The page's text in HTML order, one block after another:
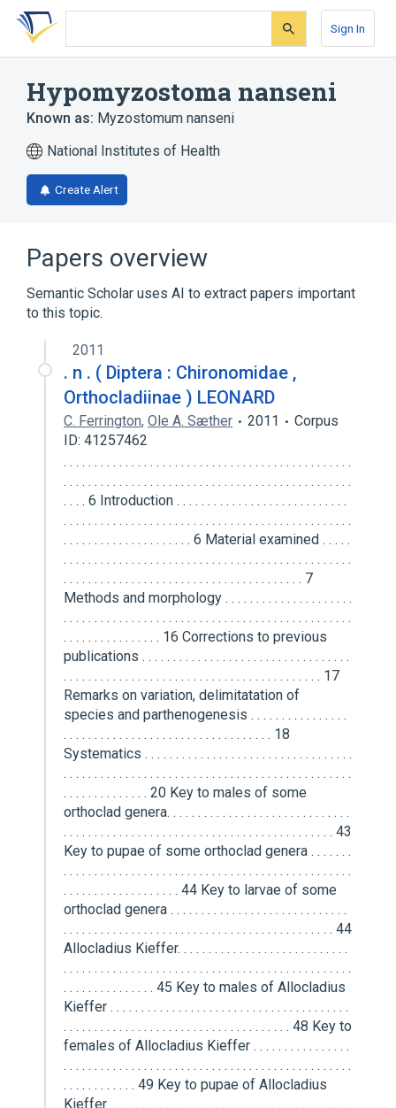
Skip
search
Skip
Skip
account
Sign In
Hypomyzostoma nanseni
Known as: Myzostomum nanseni
National Institutes of Health
Create Alert
Papers overview
Semantic Scholar uses AI to extract papers important
to this topic.
2011
. n . ( Diptera : Chironomidae ,
Orthocladiinae ) LEONARD
C. Ferrington, Ole A. Sæther 2011
Corpus
ID: 41257462
. . . . . . . . . . . . . . . . . . . . . . . . . . . . . . . . . . . . . . . . . . . . . . . . . . . . . . . . . . . . . . . . . . . . . . . . . . . . . . . . . . . . . . . . . . . . . . . . . . 6 Introduction . . . . . . . . . . . . . . . . . . . . . . . . . . . . . . . . . . . . . . . . . . . . . . . . . . . . . . . . . . . . . . . . . . . . . . . . . . . . . . . . . . . . . . . . . . . . . . . . 6 Material examined . . . . . . . . . . . . . . . . . . . . . . . . . . . . . . . . . . . . . . . . . . . . . . . . . . . . . . . . . . . . . . . . . . . . . . . . . . . . . . . . . . . . . . . . . . . 7 Methods and morphology . . . . . . . . . . . . . . . . . . . . . . . . . . . . . . . . . . . . . . . . . . . . . . . . . . . . . . . . . . . . . . . . . . . . . . . . . . . . . . . . . . . . 16 Corrections to previous publications . . . . . . . . . . . . . . . . . . . . . . . . . . . . . . . . . . . . . . . . . . . . . . . . . . . . . . . . . . . . . . . . . . . . . . . . . . . . 17 Remarks on variation, delimitatation of species and parthenogenesis . . . . . . . . . . . . . . . . . . . . . . . . . . . . . . . . . . . . . . . . . . . . . . . . . . 18 Systematics . . . . . . . . . . . . . . . . . . . . . . . . . . . . . . . . . . . . . . . . . . . . . . . . . . . . . . . . . . . . . . . . . . . . . . . . . . . . . . . . . . . . . . . . . . . . . . . 20 Key to males of some orthoclad genera. . . . . . . . . . . . . . . . . . . . . . . . . . . . . . . . . . . . . . . . . . . . . . . . . . . . . . . . . . . . . . . . . . . . . . . . . . 43 Key to pupae of some orthoclad genera . . . . . . . . . . . . . . . . . . . . . . . . . . . . . . . . . . . . . . . . . . . . . . . . . . . . . . . . . . . . . . . . . . . . . . . . . 44 Key to larvae of some orthoclad genera . . . . . . . . . . . . . . . . . . . . . . . . . . . . . . . . . . . . . . . . . . . . . . . . . . . . . . . . . . . . . . . . . . . . . . . . . 44 Allocladius Kieffer. . . . . . . . . . . . . . . . . . . . . . . . . . . . . . . . . . . . . . . . . . . . . . . . . . . . . . . . . . . . . . . . . . . . . . . . . . . . . . . . . . . . . . . . . . 45 Key to males of Allocladius Kieffer . . . . . . . . . . . . . . . . . . . . . . . . . . . . . . . . . . . . . . . . . . . . . . . . . . . . . . . . . . . . . . . . . . . . . . . . . . . . 48 Key to females of Allocladius Kieffer . . . . . . . . . . . . . . . . . . . . . . . . . . . . . . . . . . . . . . . . . . . . . . . . . . . . . . . . . . . . . . . . . . . . . . . . . . . 49 Key to pupae of Allocladius Kieffer . . . . . . . . . . . . . . . . . . . . . . . . . . . . . . . . . . . . . . . . . . . . . . . . . . . . . . . . . . . . . . . . . . . . . . . . . . . . 49 Key to larvae of Allocladius Kieffer . . . . . . . . . . . . . . . . . . . . . . . . . . . . . . . . . . . . . . . . . . . . . . . . . . . . . . . . . . . . . . . . . . . . . . . . . . . . 50 fortispinatus group. . . . . . . . . . . . . . . . . . . . . . . . . . . . . . . . . . . . . . . . . . . . . . . . . . . . . . . . . . . . . . . . . . . . . . . . . . . . . . . . . . . . . . . . . . 50 Allocladius fortispinatus (Edwards) . . . . . . . . . . . . . . . . . . . . . . . . . . . . . . . . . . . . . . . . . . . . . . . . . . . . . . . . . . . . . . . . . . . . . . . . . . . . 50 Allocladius caspersi sp. n. . . . . . . . . . . . . . . . . . . . . . . . . . . . . . . . . . . . . . . . . . . . . . . . . . . . . . . . . . . . . . . . . . . . . . . . . . . . . . . . . . . . 51 Allocladius wirthi (Freeman) comb. n. . . . . . . . . . . . . . . . . . . . . . . . . . . . . . . . . . . . . . . . . . . . . . . . . . . . . . . . . . . . . . . . . . . . . . . . . . 53 Allocladius lusciniolus Sæther et Andersen, sp. n. . . . . . . . . . . . . . . . . . . . . . . . . . . . . . . . . . . . . . . . . . . . . . . . . . . . . . . . . . . . . . . . . 57 Allocladius jintuoctavus (Sasa) comb. n. . . . . . . . . . . . . . . . . . . . . . . . . . . . . . . . . . . . . . . . . . . . . . . . . . . . . . . . . . . . . . . . . . . . . . . . . 57 Allocladius hirticaudatus sp. n. . . . . . . . . . . . . . . . . . . . . . . . . . . . . . . . . . . . . . . . . . . . . . . . . . . . . . . . . . . . . . . . . . . . . . . . . . . . . . . . 57 soemmei group . . . . . . . . . . . . . . . . . . . . . . . . . . . . . . . . . . . . . . . . . . . . . . . . . . . . . . . . . . . . . . . . . . . . . . . . . . . . . . . . . . . . . . . . . . . . . 59 Allocladius soemmei sp. n. . . . . . . . . . . . . . . . . . . . . . . . . . . . . . . . . . . . . . . . . . . . . . . . . . . . . . . . . . . . . . . . . . . . . . . . . . . . . . . . . . . . 59 nanseni group . . . . . . . . . . . . . . . . . . . . . . . . . . . . . . . . . . . . . . . . . . . . . . . . . . . . . . . . . . . . . . . . . . . . . . . . . . . . . . . . . . . . . . . . . . . . . 63 Allocladius aizaiensis (Wang) comb. n. . . . . . . . . . . . . . . . . . . . . . . . . . . . . . . . . . . . . . . . . . . . . . . . . . . . . . . . . . . . . . . . . . . . . . . . . . 63 Allocladius nanseni (Kieffer) comb. n. . . . . . . . . . . . . . . . . . . . . . . . . . . . . . . . . . . . . . . . . . . . . . . . . . . . . . . . . . . . . . . . . . . . . . . . . . 66 Allocladius arenarius (Strenzke) comb. n. . . . . . . . . . . . . . . . . . . . . . . . . . . . . . . . . . . . . . . . . . . . . . . . . . . . . . . . . . . . . . . . . . . . . . . 72 niger group . . . . . . . . . . . . . . . . . . . . . . . . . . . . . . . . . . . . . . . . . . . . . . . . . . . . . . . . . . . . . . . . . . . . . . . . . . . . . . . . . . . . . . . . . . . . . . . 75 Allocladius salti (Freeman) comb. n. . . . . . . . . . . . . . . . . . . . . . . . . . . . . . . . . . . . . . . . . . . . . . . . . . . . . . . . . . . . . . . . . . . . . . . . . . . . 75 Allocladius niger (Kieffer) . . . . . . . . . . . . . . . . . . . . . . . . . . . . . . . . . . . . . . . . . . . . . . . . . . . . . . . . . . . . . . . . . . . . . . . . . . . . . . . . . . . 77 Allocladius wangorum sp. n. . . . . . . . . . . . . . . . . . . . . . . . . . . . . . . . . . . . . . . . . . . . . . . . . . . . . . . . . . . . . . . . . . . . . . . . . . . . . . . . . . 78 Allocladius conigerus (Freeman) comb. n. . . . . . . . . . . . . . . . . . . . . . . . . . . . . . . . . . . . . . . . . . . . . . . . . . . . . . . . . . . . . . . . . . . . . . . 79 longicrus group . . . . . . . . . . . . . . . . . . . . . . . . . . . . . . . . . . . . . . . . . . . . . . . . . . . . . . . . . . . . . . . . . . . . . . . . . . . . . . . . . . . . . . . . . . . . 83 Allocladius bubatus sp. n. . . . . . . . . . . . . . . . . . . . . . . . . . . . . . . . . . . . . . . . . . . . . . . . . . . . . . . . . . . . . . . . . . . . . . . . . . . . . . . . . . . . 83 Allocladius longicrus (Kieffer) comb. n. . . . . . . . . . . . . . . . . . . . . . . . . . . . . . . . . . . . . . . . . . . . . . . . . . . . . . . . . . . . . . . . . . . . . . . . . 84 Allocladius azoricus (Storå) comb. n. . . . . . . . . . . . . . . . . . . . . . . . . . . . . . . . . . . . . . . . . . . . . . . . . . . . . . . . . . . . . . . . . . . . . . . . . . . 88 Allocladius rectilobus (Freeman) comb. n. . . . . . . . . . . . . . . . . . . . . . . . . . . . . . . . . . . . . . . . . . . . . . . . . . . . . . . . . . . . . . . . . . . . . . . 91 Allocladius scrotus Andersen, Sæther et Mendes . . . . . . . . . . . . . . . . . . . . . . . . . . . . . . . . . . . . . . . . . . . . . . . . . . . . . . . . . . . . . . . . . . 93 Allocladius bothnicus (Tuiskunen) comb. n. . . . . . . . . . . . . . . . . . . . . . . . . . . . . . . . . . . . . . . . . . . . . . . . . . . . . . . . . . . . . . . . . . . . . . 93 Allocladius neobilobulatus (Paggi) . . . . . . . . . . . . . . . . . . . . . . . . . . . . . . . . . . . . . . . . . . . . . . . . . . . . . . . . . . . . . . . . . . . . . . . . . . . . . 96 Allocladius quadrus Andersen, Sæther et Mendes . . . . . . . . . . . . . . . . . . . . . . . . . . . . . . . . . . . . . . . . . . . . . . . . . . . . . . . . . . . . . . . . . 96 Allocladius globosus Andersen, Sæther et Mendes. . . . . . . . . . . . . . . . . . . . . . . . . . . . . . . . . . . . . . . . . . . . . . . . . . . . . . . . . . . . . . . . . 97 Allocladius deborae sp. n. . . . . . . . . . . . . . . . . . . . . . . . . . . . . . . . . . . . . . . . . . . . . . . . . . . . . . . . . . . . . . . . . . . . . . . . . . . . . . . . . . . . 97 Allocladius bilobulatus (Edwards). . . . . . . . . . . . . . . . . . . . . . . . . . . . . . . . . . . . . . . . . . . . . . . . . . . . . . . . . . . . . . . . . . . . . . . . . . . . . 99 Allocladius sp. “Chile” . . . . . . . . . . . . . . . . . . . . . . . . . . . . . . . . . . . . . . . . . . . . . . . . . . . . . . . . . . . . . . . . . . . . . . . . . . . . . . . . . . . . . 101 Allocladius ”Falkland Islands” . . . . . . . . . . . . . . . . . . . . . . . . . . . . . . . . . . . . . . . . . . . . . . . . . . . . . . . . . . . . . . . . . . . . . . . . . . . . . . . 102 Hydrosmittia gen. n. . . . . . . . . . . . . . . . . . . . . . . . . . . . . . . . . . . . . . . . . . . . . . . . . . . . . . . . . . . . . . . . . . . . . . . . . . . . . . . . . . . . . . . . 103 Key to males of Hydrosmittia gen. n. . . . . . . . . . . . . . . . . . . . . . . . . . . . . . . . . . . . . . . . . . . . . . . . . . . . . . . . . . . . . . . . . . . . . . . . . . . 106 Key to females of Hydrosmittia gen. n. . . . . . . . . . . . . . . . . . . . . . . . . . . . . . . . . . . . . . . . . . . . . . . . . . . . . . . . . . . . . . . . . . . . . . . . . 106 Key to pupae of Hydrosmittia gen. n. . . . . . . . . . . . . . . . . . . . . . . . . . . . . . . . . . . . . . . . . . . . . . . . . . . . . . . . . . . . . . . . . . . . . . . . . . 106 Key to larvae of Hydrosmittia gen. n. . . . . . . . . . . . . . . . . . . . . . . . . . . . . . . . . . . . . . . . . . . . . . . . . . . . . . . . . . . . . . . . . . . . . . . . . . 107 brevicornis group. . .